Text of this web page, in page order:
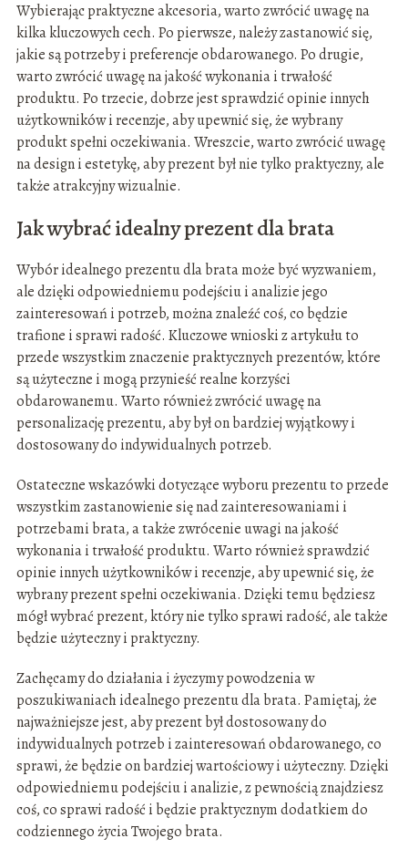
Wybierając praktyczne akcesoria, warto zwrócić uwagę na
kilka kluczowych cech. Po pierwsze, należy zastanowić się,
jakie są potrzeby i preferencje obdarowanego. Po drugie,
warto zwrócić uwagę na jakość wykonania i trwałość
produktu. Po trzecie, dobrze jest sprawdzić opinie innych
użytkowników i recenzje, aby upewnić się, że wybrany
produkt spełni oczekiwania. Wreszcie, warto zwrócić uwagę
na design i estetykę, aby prezent był nie tylko praktyczny, ale
także atrakcyjny wizualnie.
Jak wybrać idealny prezent dla brata
Wybór idealnego prezentu dla brata może być wyzwaniem,
ale dzięki odpowiedniemu podejściu i analizie jego
zainteresowań i potrzeb, można znaleźć coś, co będzie
trafione i sprawi radość. Kluczowe wnioski z artykułu to
przede wszystkim znaczenie praktycznych prezentów, które
są użyteczne i mogą przynieść realne korzyści
obdarowanemu. Warto również zwrócić uwagę na
personalizację prezentu, aby był on bardziej wyjątkowy i
dostosowany do indywidualnych potrzeb.
Ostateczne wskazówki dotyczące wyboru prezentu to przede
wszystkim zastanowienie się nad zainteresowaniami i
potrzebami brata, a także zwrócenie uwagi na jakość
wykonania i trwałość produktu. Warto również sprawdzić
opinie innych użytkowników i recenzje, aby upewnić się, że
wybrany prezent spełni oczekiwania. Dzięki temu będziesz
mógł wybrać prezent, który nie tylko sprawi radość, ale także
będzie użyteczny i praktyczny.
Zachęcamy do działania i życzymy powodzenia w
poszukiwaniach idealnego prezentu dla brata. Pamiętaj, że
najważniejsze jest, aby prezent był dostosowany do
indywidualnych potrzeb i zainteresowań obdarowanego, co
sprawi, że będzie on bardziej wartościowy i użyteczny. Dzięki
odpowiedniemu podejściu i analizie, z pewnością znajdziesz
coś, co sprawi radość i będzie praktycznym dodatkiem do
codziennego życia Twojego brata.